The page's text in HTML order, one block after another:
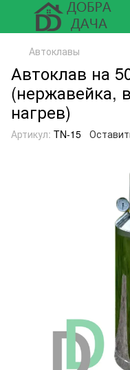
Автоклавы
Автоклав на
(нержавейка,
нагрев)
Артикул: TN-15